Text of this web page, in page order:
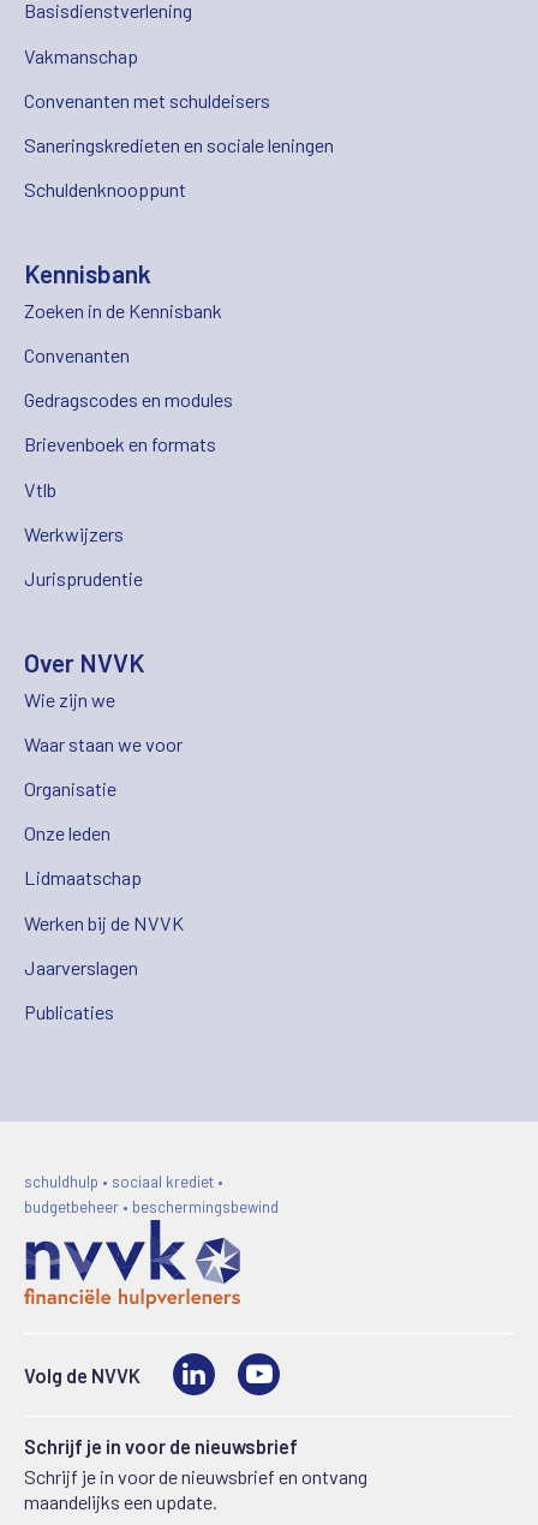
Basisdienstverlening
Vakmanschap
Convenanten met schuldeisers
Saneringskredieten en sociale leningen
Schuldenknooppunt
Kennisbank
Zoeken in de Kennisbank
Convenanten
Gedragscodes en modules
Brievenboek en formats
Vtlb
Werkwijzers
Jurisprudentie
Over NVVK
Wie zijn we
Waar staan we voor
Organisatie
Onze leden
Lidmaatschap
Werken bij de NVVK
Jaarverslagen
Publicaties
schuldhulp • sociaal krediet •
budgetbeheer • beschermingsbewind
Volg de NVVK LinkedIn
Schrijf je in voor de nieuwsbrief
Schrijf je in voor de nieuwsbrief en ontvang
maandelijks een update.